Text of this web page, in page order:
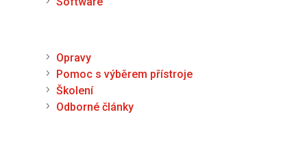
Opravy
Pomoc s výběrem přístroje
Školení
Odborné články